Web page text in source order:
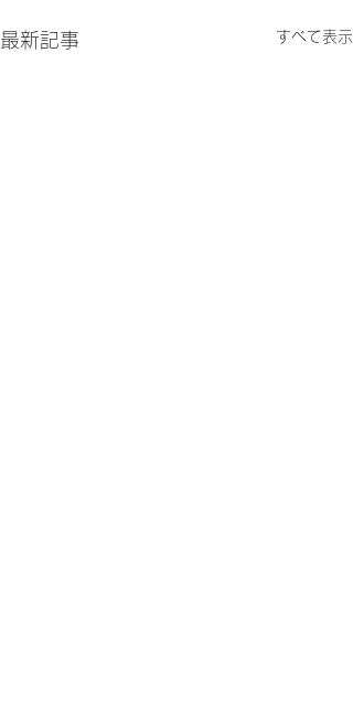
最新記事 すべて表示